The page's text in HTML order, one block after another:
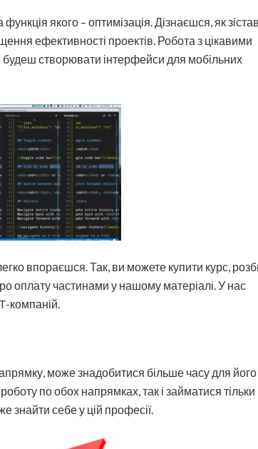
якого – оптимізація. Дізнаєшся, як
ефективності проектів. Робота з цікавими
будеш створювати інтерфейси для мобільних
впораєшся. Так, ви можете купити курс,
оплату частинами у нашому матеріалі. У нас
компаній.
може знадобитися більше часу для його
по обох напрямках, так і займатися тільки
знайти себе у цій професії.